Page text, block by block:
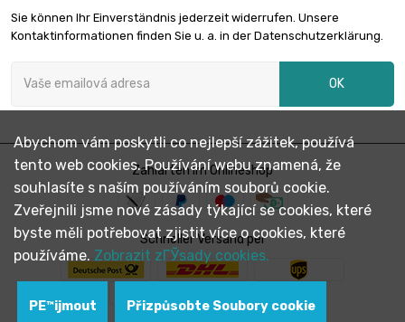
Sie können Ihr Einverständnis jederzeit widerrufen. Unsere
Kontaktinformationen finden Sie u. a. in der Datenschutzerklärung.
OK
Zahlarten im Onlineshop
Schneller Versand per
Abychom vám poskytli co nejlepší zážitek, používá
tento web cookies. Používání webu znamená, že
souhlasíte s naším používáním souborů cookie.
Zveřejnili jsme nové zásady týkající se cookies, které
byste měli potřebovat zjistit více o cookies, které
používáme. Zobrazit zГЎsady cookies.
PЕ™ijmout Přizpůsobte Soubory cookie